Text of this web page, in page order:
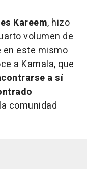
Kareem, hizo
volumen de
en este mismo
a Kamala, que
a sí
comunidad